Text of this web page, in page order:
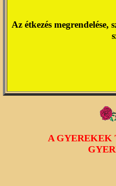
Az étkezés
A GYEREKEK